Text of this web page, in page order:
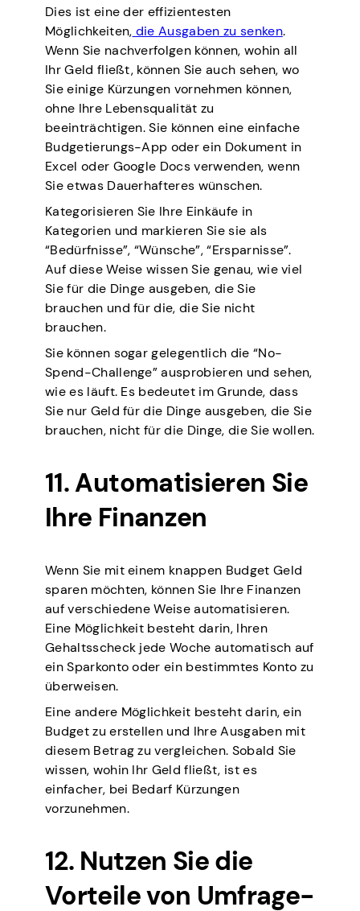
Dies ist eine der effizientesten
Möglichkeiten, die Ausgaben zu senken.
Wenn Sie nachverfolgen können, wohin all
Ihr Geld fließt, können Sie auch sehen, wo
Sie einige Kürzungen vornehmen können,
ohne Ihre Lebensqualität zu
beeinträchtigen. Sie können eine einfache
Budgetierungs-App oder ein Dokument in
Excel oder Google Docs verwenden, wenn
Sie etwas Dauerhafteres wünschen.
Kategorisieren Sie Ihre Einkäufe in
Kategorien und markieren Sie sie als
“Bedürfnisse”, “Wünsche”, “Ersparnisse”.
Auf diese Weise wissen Sie genau, wie viel
Sie für die Dinge ausgeben, die Sie
brauchen und für die, die Sie nicht
brauchen.
Sie können sogar gelegentlich die “No-
Spend-Challenge” ausprobieren und sehen,
wie es läuft. Es bedeutet im Grunde, dass
Sie nur Geld für die Dinge ausgeben, die Sie
brauchen, nicht für die Dinge, die Sie wollen.
11. Automatisieren Sie
Ihre Finanzen
Wenn Sie mit einem knappen Budget Geld
sparen möchten, können Sie Ihre Finanzen
auf verschiedene Weise automatisieren.
Eine Möglichkeit besteht darin, Ihren
Gehaltsscheck jede Woche automatisch auf
ein Sparkonto oder ein bestimmtes Konto zu
überweisen.
Eine andere Möglichkeit besteht darin, ein
Budget zu erstellen und Ihre Ausgaben mit
diesem Betrag zu vergleichen. Sobald Sie
wissen, wohin Ihr Geld fließt, ist es
einfacher, bei Bedarf Kürzungen
vorzunehmen.
12. Nutzen Sie die
Vorteile von Umfrage-